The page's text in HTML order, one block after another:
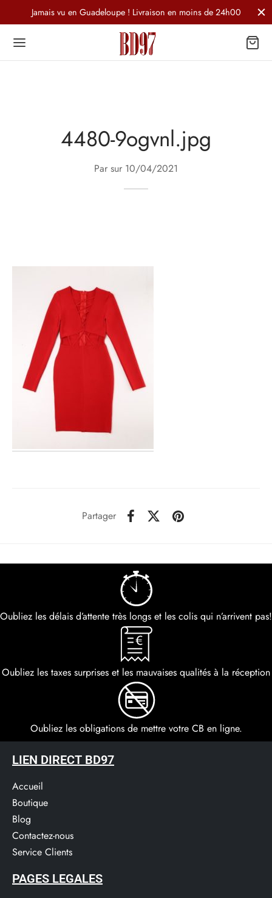
Jamais vu en Guadeloupe ! Livraison en moins de 24h00
4480-9ogvnl.jpg
Par sur 10/04/2021
Partager
Oubliez les délais d’attente très longs et les colis qui n’arrivent pas!
Oubliez les taxes surprises et les mauvaises qualités à la réception
Oubliez les obligations de mettre votre CB en ligne.
LIEN DIRECT BD97
Accueil
Boutique
Blog
Contactez-nous
Service Clients​
PAGES LEGALES